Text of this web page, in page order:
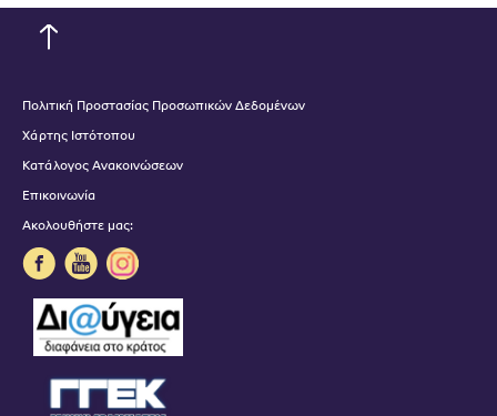
Πολιτική Προστασίας Προσωπικών Δεδομένων
Χάρτης Ιστότοπου
Κατάλογος Ανακοινώσεων
Επικοινωνία
Ακολουθήστε μας: